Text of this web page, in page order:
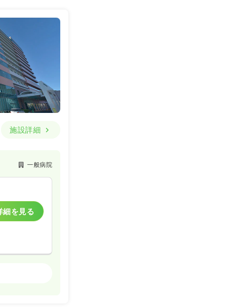
施設詳細
一般病院
細を見る